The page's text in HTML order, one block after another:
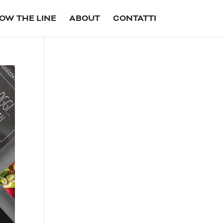
THE LINE ABOUT CONTATTI